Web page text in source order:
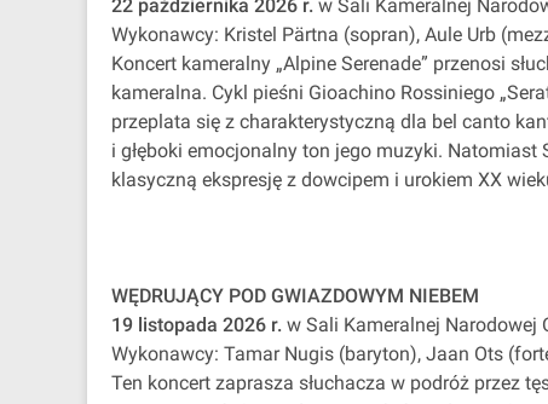
22 października 2026 r. w Sali Kameralnej
Wykonawcy: Kristel Pärtna (sopran), Aule Urb
Koncert kameralny „Alpine Serenade” przenosi
kameralna. Cykl pieśni Gioachino Rossiniego
przeplata się z charakterystyczną dla bel canto
i głęboki emocjonalny ton jego muzyki.
klasyczną ekspresję z dowcipem i urokiem XX
WĘDRUJĄCY POD GWIAZDOWYM NIEBEM
19 listopada 2026 r. w Sali Kameralnej Narodowej
Wykonawcy: Tamar Nugis (baryton), Jaan Ots
Ten koncert zaprasza słuchacza w podróż przez